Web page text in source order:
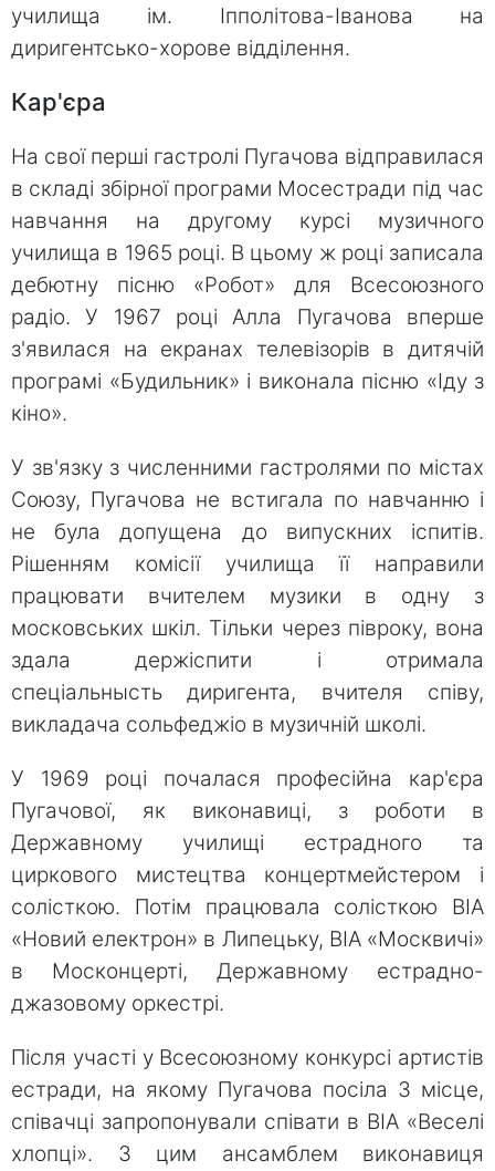
училища ім. Іпполітова-Іванова на
диригентсько-хорове відділення.
Кар'єра
На свої перші гастролі Пугачова відправилася
в складі збірної програми Мосестради під час
навчання на другому курсі музичного
училища в 1965 році. В цьому ж році записала
дебютну пісню «Робот» для Всесоюзного
радіо. У 1967 році Алла Пугачова вперше
з'явилася на екранах телевізорів в дитячій
програмі «Будильник» і виконала пісню «Іду з
кіно».
У зв'язку з численними гастролями по містах
Союзу, Пугачова не встигала по навчанню і
не була допущена до випускних іспитів.
Рішенням комісії училища її направили
працювати вчителем музики в одну з
московських шкіл. Тільки через півроку, вона
здала держіспити і отримала
спеціальнысть диригента, вчителя співу,
викладача сольфеджіо в музичній школі.
У 1969 році почалася професійна кар'єра
Пугачової, як виконавиці, з роботи в
Державному училищі естрадного та
циркового мистецтва концертмейстером і
солісткою. Потім працювала солісткою ВІА
«Новий електрон» в Липецьку, ВІА «Москвичі»
в Москонцерті, Державному естрадно-
джазовому оркестрі.
Після участі у Всесоюзному конкурсі артистів
естради, на якому Пугачова посіла 3 місце,
співачці запропонували співати в ВІА «Веселі
хлопці». З цим ансамблем виконавиця